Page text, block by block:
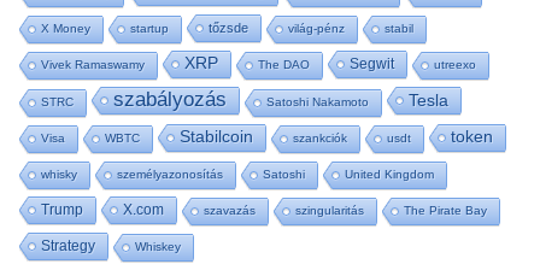
X Money startup tőzsde világ-pénz stabil
Vivek Ramaswamy XRP The DAO Segwit utreexo
STRC szabályozás Satoshi Nakamoto Tesla
Visa WBTC Stabilcoin szankciók usdt token
whisky személyazonosítás Satoshi United Kingdom
Trump X.com szavazás szingularitás The Pirate Bay
Strategy Whiskey